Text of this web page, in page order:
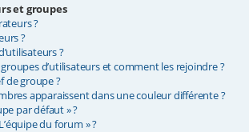
et groupes
?
?
?
d’utilisateurs et comment les rejoindre ?
de groupe ?
apparaissent dans une couleur différente ?
par défaut » ?
du forum » ?